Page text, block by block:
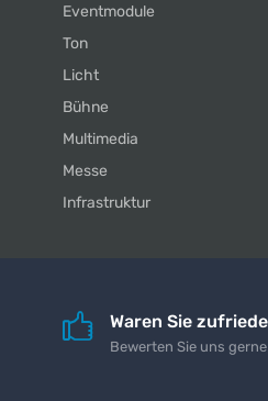
Eventmodule
Ton
Licht
Bühne
Multimedia
Messe
Infrastruktur
Waren Sie
Bewerten Sie uns